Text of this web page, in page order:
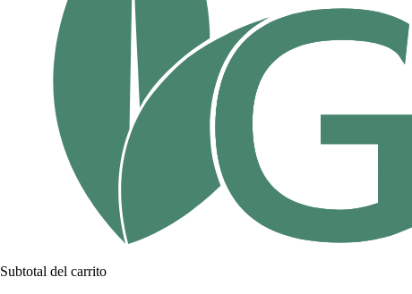
Subtotal del carrito